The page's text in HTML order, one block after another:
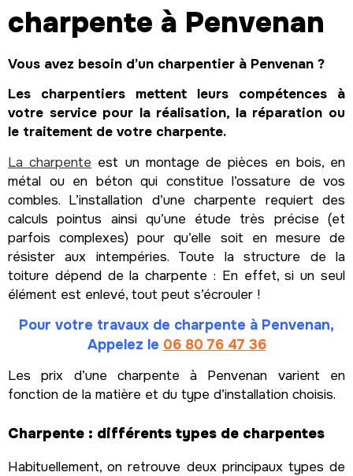
charpente à Penvenan
Vous avez besoin d’un charpentier à Penvenan ?
Les charpentiers mettent leurs compétences à
votre service pour la réalisation, la réparation ou
le traitement de votre charpente.
La charpente est un montage de pièces en bois, en
métal ou en béton qui constitue l’ossature de vos
combles. L’installation d’une charpente requiert des
calculs pointus ainsi qu’une étude très précise (et
parfois complexes) pour qu’elle soit en mesure de
résister aux intempéries. Toute la structure de la
toiture dépend de la charpente : En effet, si un seul
élément est enlevé, tout peut s’écrouler !
Pour votre travaux de charpente à Penvenan,
Appelez le 06 80 76 47 36
Les prix d’une charpente à Penvenan varient en
fonction de la matière et du type d’installation choisis.
Charpente : différents types de charpentes
Habituellement, on retrouve deux principaux types de